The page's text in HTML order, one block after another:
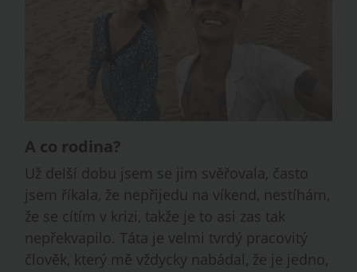
A co rodina?
Už delší dobu jsem se jim svěřovala, často
jsem říkala, že nepřijedu na víkend, nestíhám,
že se cítím v krizi, takže je to asi zas tak
nepřekvapilo. Táta je velmi tvrdý pracovitý
člověk, který mě vždycky nabádal, že je jedno,